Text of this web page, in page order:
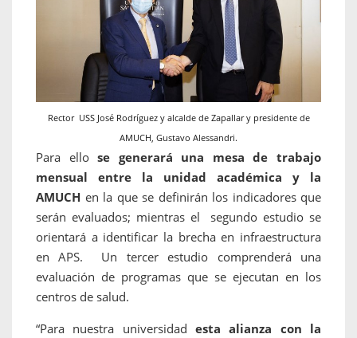
Rector USS José Rodríguez y alcalde de Zapallar y presidente de
AMUCH, Gustavo Alessandri.
Para ellose generará una mesa de trabajo
mensual entre la unidad académica y la
AMUCH en la que se definirán los indicadores que
serán evaluados; mientras el segundo estudio se
orientará a identificar la brecha en infraestructura
en APS. Un tercer estudio comprenderá una
evaluación de programas que se ejecutan en los
centros de salud.
“Para nuestra universidad esta alianza con la